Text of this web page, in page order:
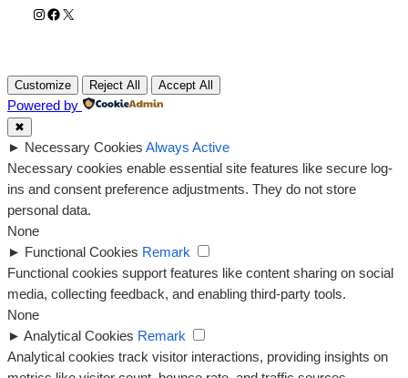
Instagram
Facebook
X
Customize Reject All Accept All
Powered by
✖
► Necessary Cookies Always Active
Necessary cookies enable essential site features like secure log-
ins and consent preference adjustments. They do not store
personal data.
None
► Functional Cookies Remark
Functional cookies support features like content sharing on social
media, collecting feedback, and enabling third-party tools.
None
► Analytical Cookies Remark
Analytical cookies track visitor interactions, providing insights on